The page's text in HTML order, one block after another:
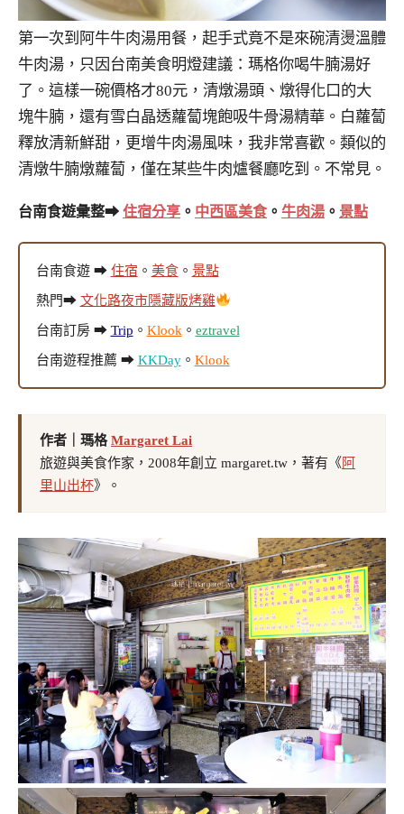
第一次到阿牛牛肉湯用餐，起手式竟不是來碗清燙溫體
牛肉湯，只因台南美食明燈建議：瑪格你喝牛腩湯好
了。這樣一碗價格才80元，清燉湯頭、燉得化口的大
塊牛腩，還有雪白晶透蘿蔔塊飽吸牛骨湯精華。白蘿蔔
釋放清新鮮甜，更增牛肉湯風味，我非常喜歡。類似的
清燉牛腩燉蘿蔔，僅在某些牛肉爐餐廳吃到。不常見。
台南食遊彙整➡ 住宿分享 。 中西區美食。 牛肉湯 。 景點
台南食遊 ➡ 住宿 。 美食。 景點
熱門➡ 文化路夜市隱藏版烤雞
台南訂房 ➡ Trip 。 Klook 。 eztravel
台南遊程推薦 ➡ KKDay。 Klook
作者｜瑪格Margaret Lai
旅遊與美食作家，2008年創立 margaret.tw，著有《阿
里山出杯》。